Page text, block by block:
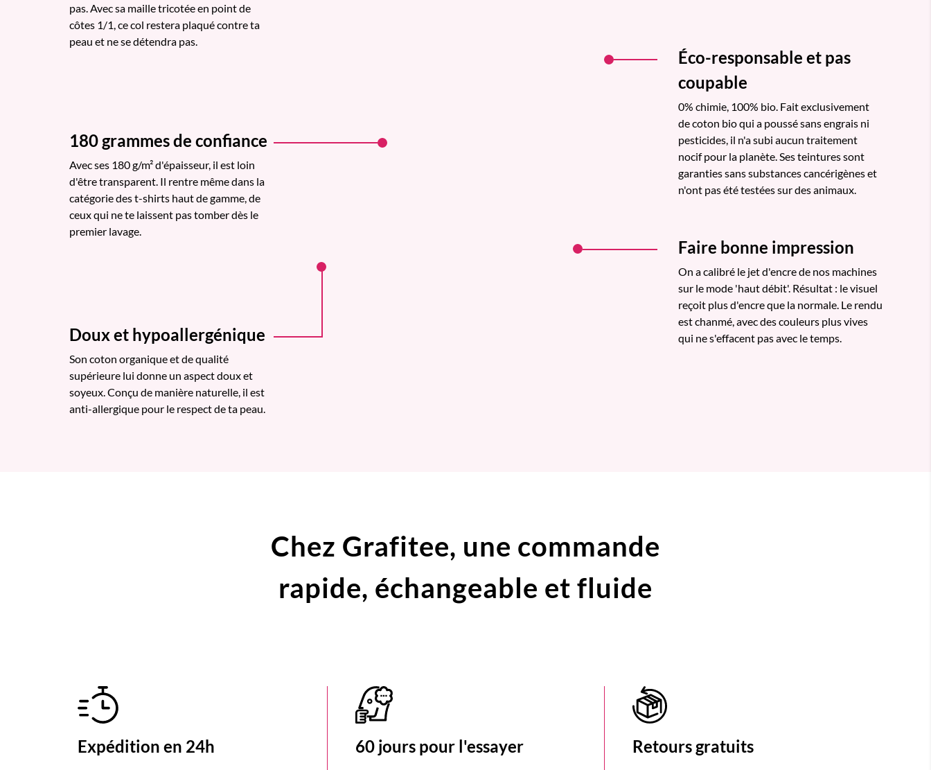
pas. Avec sa maille tricotée en point de
côtes 1/1, ce col restera plaqué contre ta
peau et ne se détendra pas.
Éco-responsable et pas
coupable
0% chimie, 100% bio. Fait exclusivement
de coton bio qui a poussé sans engrais ni
pesticides, il n'a subi aucun traitement
nocif pour la planète. Ses teintures sont
garanties sans substances cancérigènes et
n'ont pas été testées sur des animaux.
180 grammes de confiance
Avec ses 180 g/m² d'épaisseur, il est loin
d'être transparent. Il rentre même dans la
catégorie des t-shirts haut de gamme, de
ceux qui ne te laissent pas tomber dès le
premier lavage.
Faire bonne impression
On a calibré le jet d'encre de nos machines
sur le mode 'haut débit'. Résultat : le visuel
reçoit plus d'encre que la normale. Le rendu
est chanmé, avec des couleurs plus vives
qui ne s'effacent pas avec le temps.
Doux et hypoallergénique
Son coton organique et de qualité
supérieure lui donne un aspect doux et
soyeux. Conçu de manière naturelle, il est
anti-allergique pour le respect de ta peau.
Chez Grafitee, une commande
rapide, échangeable et fluide
Expédition en 24h 60 jours pour l'essayer Retours gratuits